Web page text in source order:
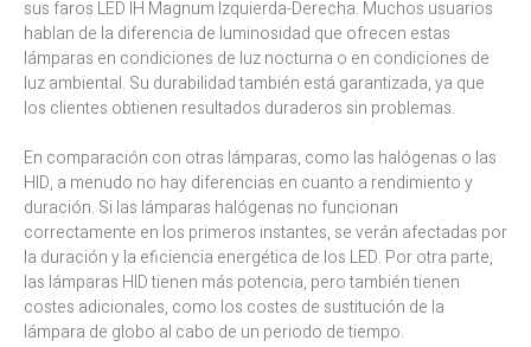
sus faros LED IH Magnum Izquierda-Derecha. Muchos usuarios
hablan de la diferencia de luminosidad que ofrecen estas
lámparas en condiciones de luz nocturna o en condiciones de
luz ambiental. Su durabilidad también está garantizada, ya que
los clientes obtienen resultados duraderos sin problemas.
En comparación con otras lámparas, como las halógenas o las
HID, a menudo no hay diferencias en cuanto a rendimiento y
duración. Si las lámparas halógenas no funcionan
correctamente en los primeros instantes, se verán afectadas por
la duración y la eficiencia energética de los LED. Por otra parte,
las lámparas HID tienen más potencia, pero también tienen
costes adicionales, como los costes de sustitución de la
lámpara de globo al cabo de un periodo de tiempo.